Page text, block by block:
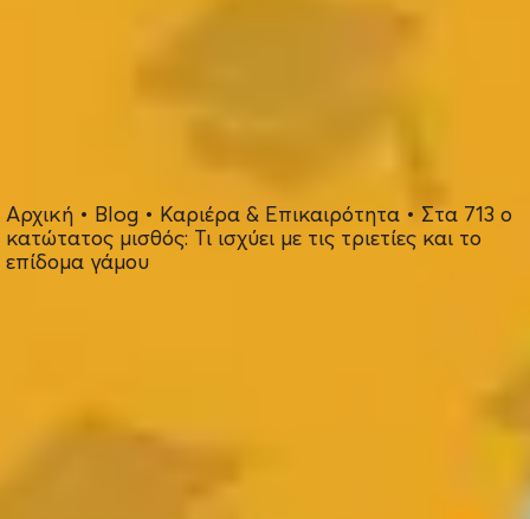
Αρχική • Blog • Καριέρα & Επικαιρότητα • Στα 713 ο
κατώτατος μισθός: Τι ισχύει με τις τριετίες και το
επίδομα γάμου